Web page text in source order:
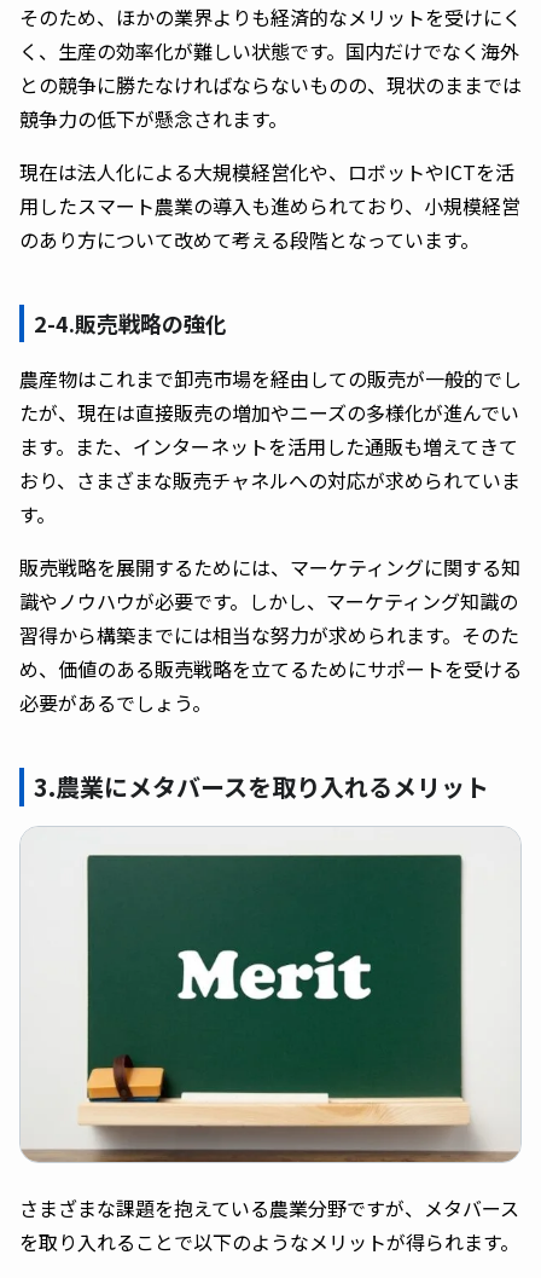
そのため、ほかの業界よりも経済的なメリットを受けにく
く、生産の効率化が難しい状態です。国内だけでなく海外
との競争に勝たなければならないものの、現状のままでは
競争力の低下が懸念されます。
現在は法人化による大規模経営化や、ロボットやICTを活
用したスマート農業の導入も進められており、小規模経営
のあり方について改めて考える段階となっています。
2-4.販売戦略の強化
農産物はこれまで卸売市場を経由しての販売が一般的でし
たが、現在は直接販売の増加やニーズの多様化が進んでい
ます。また、インターネットを活用した通販も増えてきて
おり、さまざまな販売チャネルへの対応が求められていま
す。
販売戦略を展開するためには、マーケティングに関する知
識やノウハウが必要です。しかし、マーケティング知識の
習得から構築までには相当な努力が求められます。そのた
め、価値のある販売戦略を立てるためにサポートを受ける
必要があるでしょう。
3.農業にメタバースを取り入れるメリット
さまざまな課題を抱えている農業分野ですが、メタバース
を取り入れることで以下のようなメリットが得られます。